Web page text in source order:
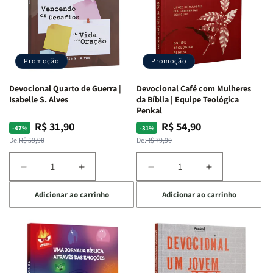
Promoção
Devocional Quarto de Guerra |
Isabelle S. Alves
-47%
Preço
normal
De:R$ 59,90
Preço
promocional
R$ 31,90
Diminuir
a
quantidade
de
Devocional
Quarto
de
Guerra
Aumentar
a
quantidade
de
Devocional
Quarto
de
Guerra
Adicionar ao carrinho
Promoção
Devocional Café com Mulheres
da Bíblia | Equipe Teológica
Penkal
-31%
Preço
normal
De:R$ 79,90
Preço
promocional
R$ 54,90
Diminuir
a
quantidade
de
Devocional
Café
com
Mulheres
Aumentar
a
quantidade
de
Devocional
Café
com
Mulheres
Adicionar ao carrinho